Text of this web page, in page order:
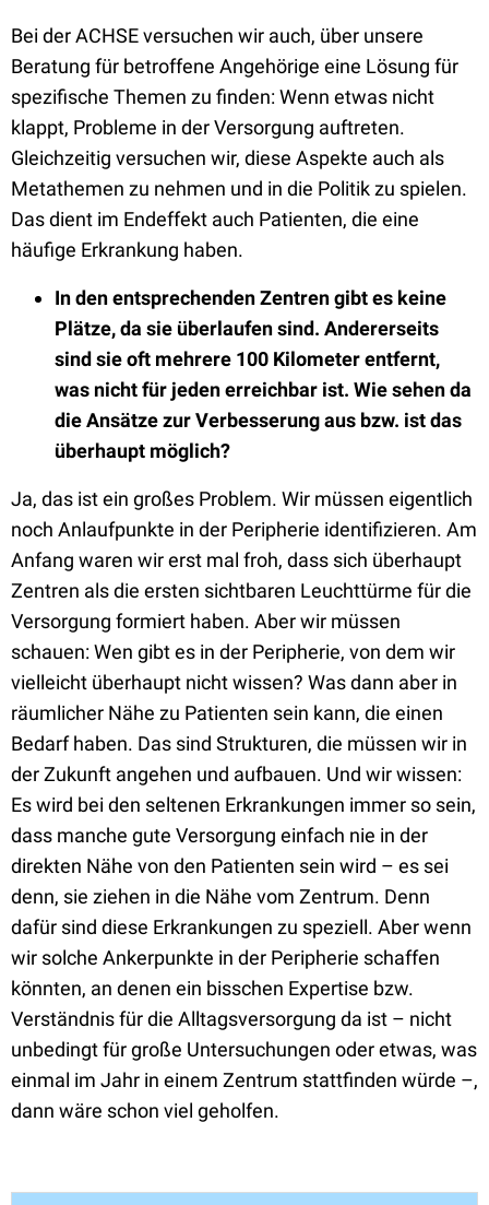
Bei der ACHSE versuchen wir auch, über unsere
Beratung für betroffene Angehörige eine Lösung für
spezifische Themen zu finden: Wenn etwas nicht
klappt, Probleme in der Versorgung auftreten.
Gleichzeitig versuchen wir, diese Aspekte auch als
Metathemen zu nehmen und in die Politik zu spielen.
Das dient im Endeffekt auch Patienten, die eine
häufige Erkrankung haben.
In den entsprechenden Zentren gibt es keine
Plätze, da sie überlaufen sind. Andererseits
sind sie oft mehrere 100 Kilometer entfernt,
was nicht für jeden erreichbar ist. Wie sehen da
die Ansätze zur Verbesserung aus bzw. ist das
überhaupt möglich?
Ja, das ist ein großes Problem. Wir müssen eigentlich
noch Anlaufpunkte in der Peripherie identifizieren. Am
Anfang waren wir erst mal froh, dass sich überhaupt
Zentren als die ersten sichtbaren Leuchttürme für die
Versorgung formiert haben. Aber wir müssen
schauen: Wen gibt es in der Peripherie, von dem wir
vielleicht überhaupt nicht wissen? Was dann aber in
räumlicher Nähe zu Patienten sein kann, die einen
Bedarf haben. Das sind Strukturen, die müssen wir in
der Zukunft angehen und aufbauen. Und wir wissen:
Es wird bei den seltenen Erkrankungen immer so sein,
dass manche gute Versorgung einfach nie in der
direkten Nähe von den Patienten sein wird – es sei
denn, sie ziehen in die Nähe vom Zentrum. Denn
dafür sind diese Erkrankungen zu speziell. Aber wenn
wir solche Ankerpunkte in der Peripherie schaffen
könnten, an denen ein bisschen Expertise bzw.
Verständnis für die Alltagsversorgung da ist – nicht
unbedingt für große Untersuchungen oder etwas, was
einmal im Jahr in einem Zentrum stattfinden würde –,
dann wäre schon viel geholfen.